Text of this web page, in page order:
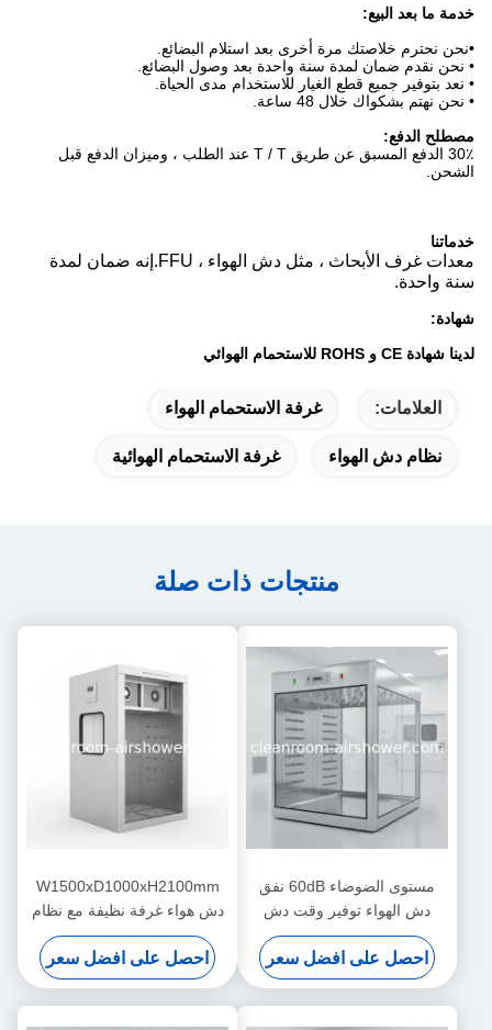
خدمة ما بعد البيع:
•نحن نحترم خلاصتك مرة أخرى بعد استلام البضائع.
• نحن نقدم ضمان لمدة سنة واحدة بعد وصول البضائع.
• نعد بتوفير جميع قطع الغيار للاستخدام مدى الحياة.
• نحن نهتم بشكواك خلال 48 ساعة.
مصطلح الدفع:
30٪ الدفع المسبق عن طريق T / T عند الطلب ، وميزان الدفع قبل
الشحن.
خدماتنا
معدات غرف الأبحاث ، مثل دش الهواء ، FFU.إنه ضمان لمدة
سنة واحدة.
شهادة:
لدينا شهادة CE و ROHS للاستحمام الهوائي
العلامات: غرفة الاستحمام الهواء
نظام دش الهواء غرفة الاستحمام الهوائية
منتجات ذات صلة
مستوى الضوضاء 60dB نفق
دش الهواء توفير وقت دش
الهواء 0-99s لإزالة الغبار الفعالة
وإدارة دخول الغرفة النظيفة
احصل على افضل سعر
W1500xD1000xH2100mm
دش هواء غرفة نظيفة مع نظام
تحكم ميكرو كمبيوتر ومرشح
HEPA يوفر إزالة الجسيمات في
الهواء
احصل على افضل سعر